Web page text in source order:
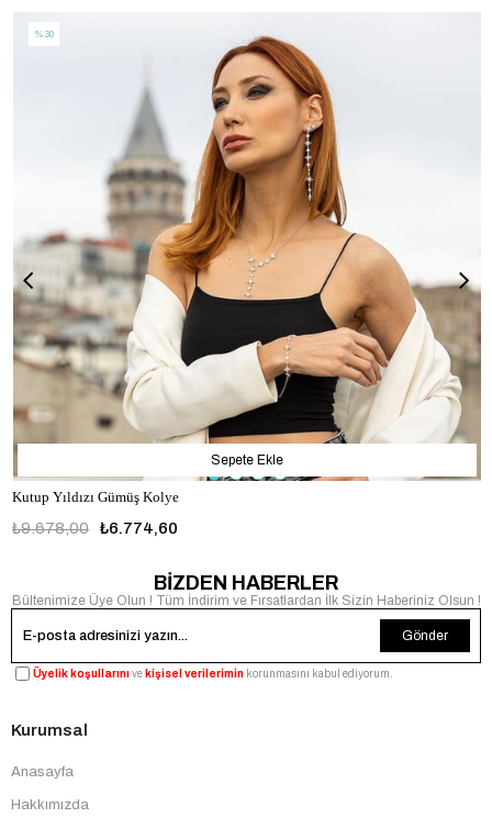
Kutup Yıldızı Gümüş Kolye
₺6.774,60
₺9.678,00
Sepete Ekle
%30
BİZDEN HABERLER
Bültenimize Üye Olun ! Tüm İndirim ve Fırsatlardan İlk Sizin Haberiniz Olsun !
Gönder
Üyelik koşullarınıve kişisel verilerimin korunmasını kabul ediyorum.
Kurumsal
Anasayfa
Hakkımızda